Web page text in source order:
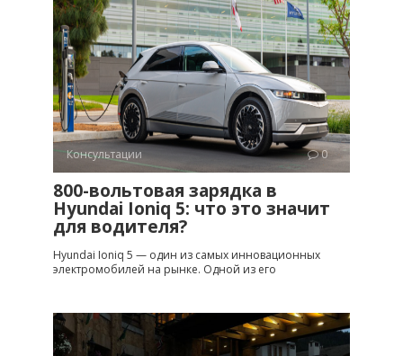
Консультации 0
800-вольтовая зарядка в
Hyundai Ioniq 5: что это значит
для водителя?
Hyundai Ioniq 5 — один из самых инновационных
электромобилей на рынке. Одной из его